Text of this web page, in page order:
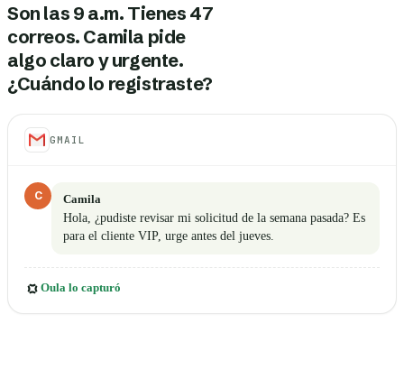
Son las 9 a.m. Tienes 47
correos. Camila pide
algo claro y urgente.
¿Cuándo lo registraste?
GMAIL
C Camila
Hola, ¿pudiste revisar mi solicitud de la semana pasada? Es
para el cliente VIP, urge antes del jueves.
Oula lo capturó